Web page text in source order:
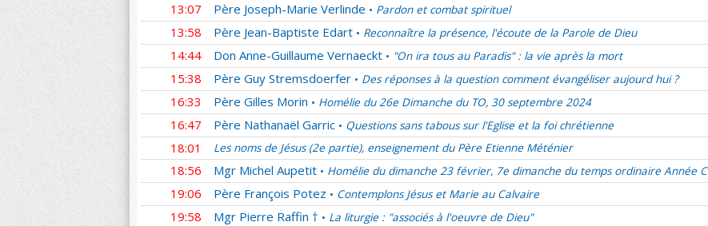
13:07 Père Joseph-Marie Verlinde • Pardon et combat spirituel
13:58 Père Jean-Baptiste Edart • Reconnaître la présence, l'écoute de la Parole de Dieu
14:44 Don Anne-Guillaume Vernaeckt • "On ira tous au Paradis" : la vie après la mort
15:38 Père Guy Stremsdoerfer • Des réponses à la question comment évangéliser aujourd hui ?
16:33 Père Gilles Morin • Homélie du 26e Dimanche du TO, 30 septembre 2024
16:47 Père Nathanaël Garric • Questions sans tabous sur l'Eglise et la foi chrétienne
18:01 Les noms de Jésus (2e partie), enseignement du Père Etienne Méténier
18:56 Mgr Michel Aupetit • Homélie du dimanche 23 février, 7e dimanche du temps ordinaire Année C
19:06 Père François Potez • Contemplons Jésus et Marie au Calvaire
19:58 Mgr Pierre Raffin † • La liturgie : "associés à l'oeuvre de Dieu"